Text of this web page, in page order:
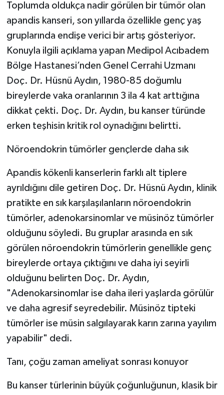
Toplumda oldukça nadir görülen bir tümör olan
apandis kanseri, son yıllarda özellikle genç yaş
gruplarında endişe verici bir artış gösteriyor.
Konuyla ilgili açıklama yapan Medipol Acıbadem
Bölge Hastanesi’nden Genel Cerrahi Uzmanı
Doç. Dr. Hüsnü Aydın, 1980-85 doğumlu
bireylerde vaka oranlarının 3 ila 4 kat arttığına
dikkat çekti. Doç. Dr. Aydın, bu kanser türünde
erken teşhisin kritik rol oynadığını belirtti.
Nöroendokrin tümörler gençlerde daha sık
Apandis kökenli kanserlerin farklı alt tiplere
ayrıldığını dile getiren Doç. Dr. Hüsnü Aydın, klinik
pratikte en sık karşılaşılanların nöroendokrin
tümörler, adenokarsinomlar ve müsinöz tümörler
olduğunu söyledi. Bu gruplar arasında en sık
görülen nöroendokrin tümörlerin genellikle genç
bireylerde ortaya çıktığını ve daha iyi seyirli
olduğunu belirten Doç. Dr. Aydın,
"Adenokarsinomlar ise daha ileri yaşlarda görülür
ve daha agresif seyredebilir. Müsinöz tipteki
tümörler ise müsin salgılayarak karın zarına yayılım
yapabilir" dedi.
Tanı, çoğu zaman ameliyat sonrası konuyor
Bu kanser türlerinin büyük çoğunluğunun, klasik bir